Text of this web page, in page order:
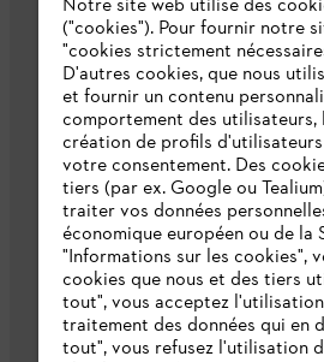
À propos
Catalogue
Système
Politique de
Notre site web utilise des
("cookies"). Pour fournir notre
"cookies strictement
D'autres cookies, que nous
et fournir un contenu
comportement des
création de profils
votre consentement. Des
tiers (par ex. Google ou
traiter vos données
économique européen ou de la
"Informations sur les cookies",
cookies que nous et des tiers
tout", vous acceptez
traitement des données qui en
tout", vous refusez l'utilisation